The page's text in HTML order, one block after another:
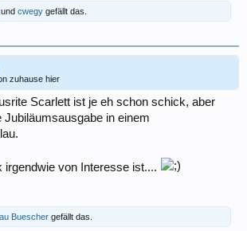
und cwegy gefällt das.
zuhause hier
Scarlett ist je eh schon schick, aber
Jubiläumsausgabe in einem
irgendwie von Interesse ist....
Buescher gefällt das.